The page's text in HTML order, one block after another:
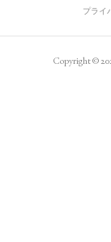
プライ
Copyright ©